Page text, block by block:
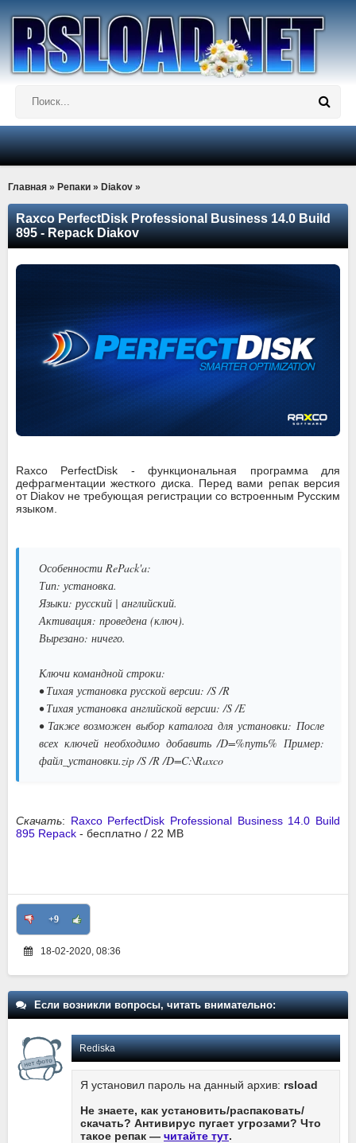
Главная » Репаки » Diakov »
Raxco PerfectDisk Professional Business 14.0 Build
895 - Repack Diakov
Raxco PerfectDisk - функциональная программа для
дефрагментации жесткого диска. Перед вами репак версия
от Diakov не требующая регистрации со встроенным Русским
языком.
Особенности RePack'a:
Тип: установка.
Языки: русский | английский.
Активация: проведена (ключ).
Вырезано: ничего.
Ключи командной строки:
• Тихая установка русской версии: /S /R
• Тихая установка английской версии: /S /E
• Также возможен выбор каталога для установки: После
всех ключей необходимо добавить /D=%путь% Пример:
файл_установки.zip /S /R /D=C:\Raxco
Скачать: Raxco PerfectDisk Professional Business 14.0 Build
895 Repack - бесплатно / 22 MB
+9
18-02-2020, 08:36
Если возникли вопросы, читать внимательно:
Rediska
Я установил пароль на данный архив: rsload
Не знаете, как установить/распаковать/
скачать? Антивирус пугает угрозами? Что
такое репак — читайте тут.